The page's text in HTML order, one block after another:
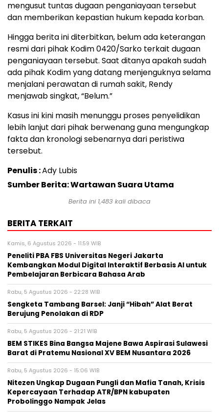
mengusut tuntas dugaan penganiayaan tersebut
dan memberikan kepastian hukum kepada korban.
Hingga berita ini diterbitkan, belum ada keterangan
resmi dari pihak Kodim 0420/Sarko terkait dugaan
penganiayaan tersebut. Saat ditanya apakah sudah
ada pihak Kodim yang datang menjenguknya selama
menjalani perawatan di rumah sakit, Rendy
menjawab singkat, “Belum.”
Kasus ini kini masih menunggu proses penyelidikan
lebih lanjut dari pihak berwenang guna mengungkap
fakta dan kronologi sebenarnya dari peristiwa
tersebut.
Penulis :Ady Lubis
Sumber Berita: Wartawan Suara Utama
Berita ini 1,483 kali dibaca
BERITA TERKAIT
Kamis, 6 Agustus 2026 - 11:59 WIB
Peneliti PBA FBS Universitas Negeri Jakarta
Kembangkan Modul Digital Interaktif Berbasis AI untuk
Pembelajaran Berbicara Bahasa Arab
Rabu, 5 Agustus 2026 - 22:28 WIB
Sengketa Tambang Barsel: Janji “Hibah” Alat Berat
Berujung Penolakan di RDP
Rabu, 5 Agustus 2026 - 21:21 WIB
BEM STIKES Bina Bangsa Majene Bawa Aspirasi Sulawesi
Barat di Pratemu Nasional XV BEM Nusantara 2026
Rabu, 5 Agustus 2026 - 15:06 WIB
Nitezen Ungkap Dugaan Pungli dan Mafia Tanah, Krisis
Kepercayaan Terhadap ATR/BPN kabupaten
Probolinggo Nampak Jelas